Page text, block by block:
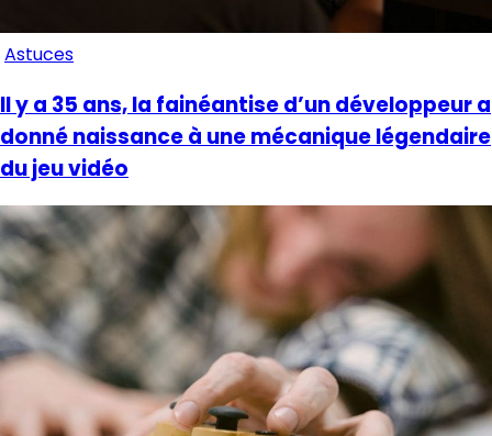
Astuces
Il y a 35 ans, la fainéantise d’un développeur a
donné naissance à une mécanique légendaire
du jeu vidéo